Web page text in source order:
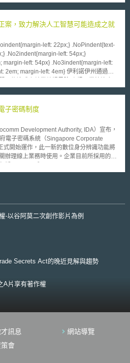
意，有可能有侵害他人著作權之可能，除非
法主張著作侵權，意即二次創作者並不侵害
須在一定的條件下才能主張適用，也就是說
主張著作權合理使用，必須符合一定的條件
權法的合理使用，除了需要符合著作權法第
使用之情形，應該審酌一切情狀並依據第
第65條屬於獨立之合理使用概括條款[6]，
合理使用的判斷。著作權法第65條規定判
目的及性質，包括係為商業目的或非營利教
之質量及其在整個著作所占之比例。4.利
權合理使用之判斷要
款必須綜合判斷，也就是說著作利用並非符
，也非符合四款要件才屬於合理使用，並須
估，而該四款要件說明如下： 一、利
非營利教育目的： 審酌著作利
最高法院判決指明，本款要件並非區分商業
利用雖然是非營利但是對於社會公共利益或
本款要件，反之，著作的利用雖然是以營利
益或國家文化發展，則亦屬於本款要件[7]。
的創作目的與著作性質差異甚大，也會影響
作的比例，也就是說要分兩部分綜合評估，
例。意即雖然使用他人著作的全部或是最精
使得原著作的商業利益受到影響，若對原著
之空間越小[9]。 参、谷阿莫二次
的晉升熱門
X 分鐘看完電影的系列創作來看，谷阿莫
先使用者還是可以取得商標。Netflix自2019
。美國空軍則是在同年3月以「Space
。然而，美國政府長期以來也有諸多關於
「JAG」（Judge Advocate General）商
權
Licensing Guide）中，說明對於
，並於2007年推出了國防部品牌和商標許
分銷售標示有「USMC」T恤之電商，請求
不知悉，但希望Netflix能延續該節目，以
案，致力解決人工智慧可能造成之就
left: 22px;} .NoPindent{text-
.No2indent{margin-left: 54px;}
margin-left: 54px} .No3indent{margin-left:
left: 4em} 伊利諾伊州通過人
消費者保護法（Consumer Protections for
伊州人權法，增加人工智慧（Artificial
（Generative Artificial Intelligence）之法
的雇主使用人工智慧的相關義務，使員工在
大量被使
給議會書記官（Clerk）[3]，伊利諾伊州人
，終於在2024年5月通過參眾議院同意，並
長簽署，使伊利諾伊州人權法案成為美國
The Illinois Department of Human
含「公平住宅」、「金融」、「公共場
及「就業」[6]，其中有關就業歧視之議題為
要修訂伊利諾伊州人權法案第5節有關「就
諾伊州人權法修正案所
工智慧（Artificial
訊，為目標（不論明確或模糊）推論輸出結
策，這些輸出結果能夠影響真實與虛擬環
子密碼制度
Development Authority, IDA）宣布，
電子密碼系統（Singapore Corporate
式開始運作，此一新的數位身分辨識功能將
辦理線上業務時使用。企業目前所採用的是
統，除了可以帳密管理上的便利外，也可
個人向政府辦理業務時使用，員工如果同時
可能會因為需要分享其個人帳密給同事，而
將由2016年9月到
局及新加坡海關等機關的服務都會採用此一
-以谷阿莫二次創作影片為例
Secrets Act的晚近見解與趨勢
A片享有著作權
訊息
網站導覽
會